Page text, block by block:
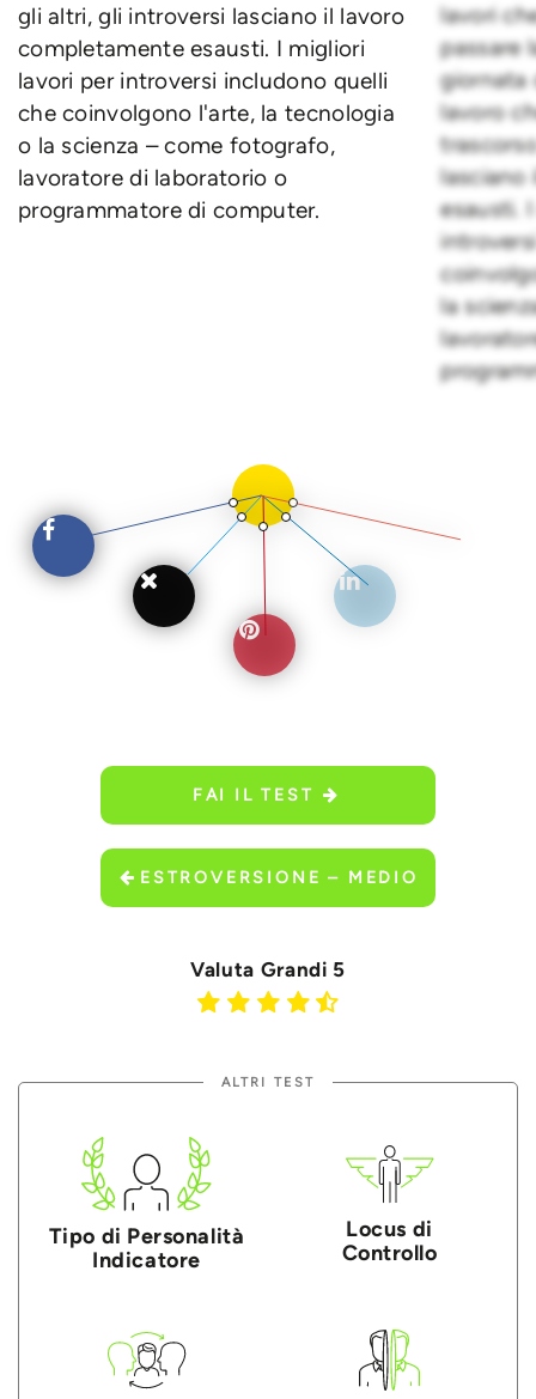
gli altri, gli introversi lasciano il lavoro
completamente esausti. I migliori
lavori per introversi includono quelli
che coinvolgono l'arte, la tecnologia
o la scienza – come fotografo,
lavoratore di laboratorio o
programmatore di computer.
lavori
passare
giornata
lavoro
lasciano
esausti.
la
FAI IL TEST
ESTROVERSIONE – MEDIO
Valuta Grandi 5
ALTRI TEST
Tipo di Personalità
Indicatore
Locus di
Controllo